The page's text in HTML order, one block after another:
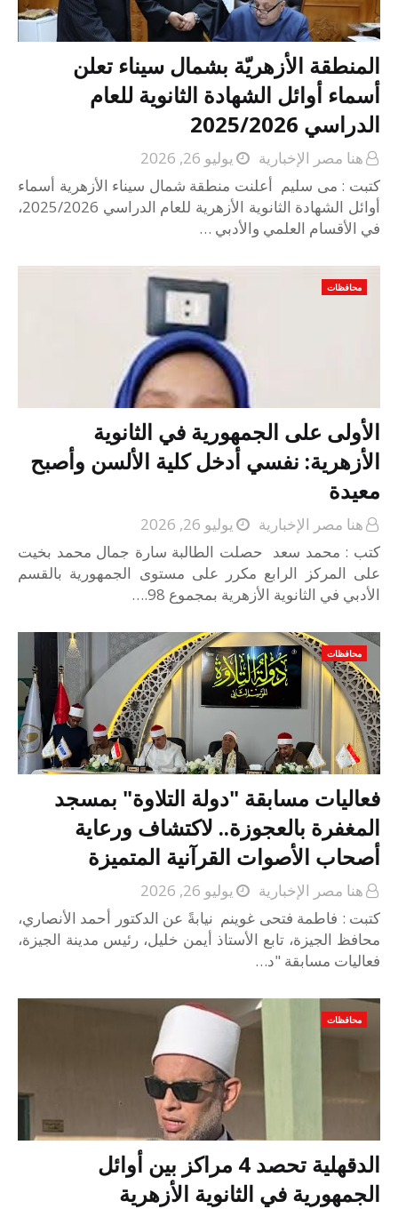
المنطقة الأزهريّة بشمال سيناء تعلن
أسماء أوائل الشهادة الثانوية للعام
الدراسي 2025/2026
هنا مصر الإخبارية
يوليو 26, 2026
كتبت : مى سليم أعلنت منطقة شمال سيناء الأزهرية أسماء
أوائل الشهادة الثانوية الأزهرية للعام الدراسي 2025/2026،
في الأقسام العلمي والأدبي …
محافظات
الأولى على الجمهورية في الثانوية
الأزهرية: نفسي أدخل كلية الألسن وأصبح
معيدة
هنا مصر الإخبارية
يوليو 26, 2026
كتب : محمد سعد حصلت الطالبة سارة جمال محمد بخيت
على المركز الرابع مكرر على مستوى الجمهورية بالقسم
الأدبي في الثانوية الأزهرية بمجموع 98.…
محافظات
فعاليات مسابقة "دولة التلاوة" بمسجد
المغفرة بالعجوزة.. لاكتشاف ورعاية
أصحاب الأصوات القرآنية المتميزة
هنا مصر الإخبارية
يوليو 26, 2026
كتبت : فاطمة فتحى غوينم نيابةً عن الدكتور أحمد الأنصاري،
محافظ الجيزة، تابع الأستاذ أيمن خليل، رئيس مدينة الجيزة،
فعاليات مسابقة "د…
محافظات
الدقهلية تحصد 4 مراكز بين أوائل
الجمهورية في الثانوية الأزهرية